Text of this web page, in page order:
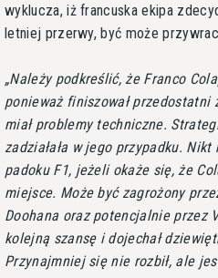
wyklucza, iż francuska ekipa
letniej przerwy, być może
Należy podkreślić, że Franco
ponieważ finiszował przedostatni
miał problemy techniczne.
zadziałała w jego przypadku.
padoku F1, jeżeli okaże się, że
miejsce. Może być zagrożony
Doohana oraz potencjalnie przez
kolejną szansę i dojechał
Przynajmniej się nie rozbił, ale